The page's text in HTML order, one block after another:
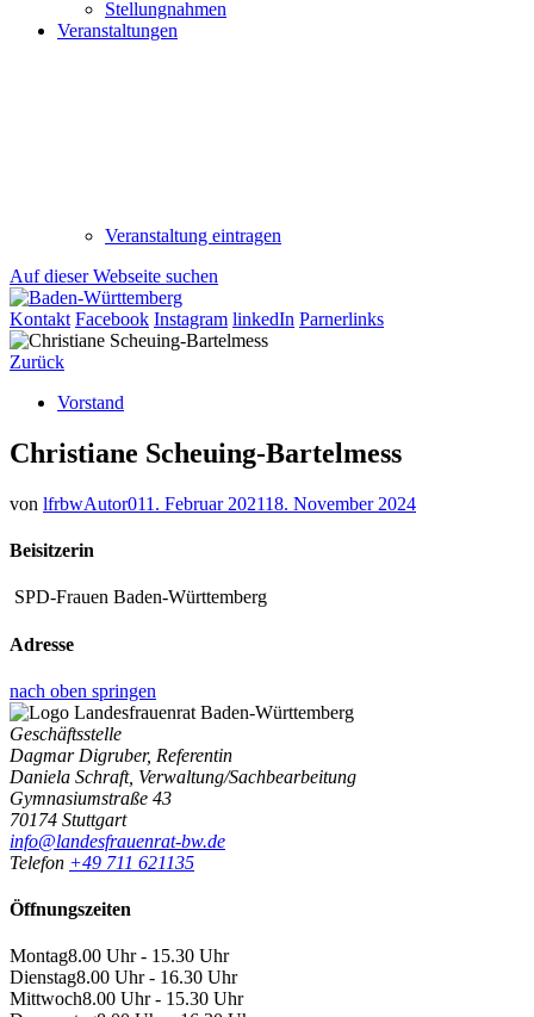
Stellungnahmen
Veranstaltungen
Veranstaltung eintragen
Auf dieser Webseite suchen
Kontakt Facebook Instagram linkedIn Parnerlinks
Zurück
Vorstand
Christiane Scheuing-Bartelmess
von lfrbwAutor011. Februar 202118. November 2024
Beisitzerin
SPD-Frauen Baden-Württemberg
Adresse
nach oben springen
Geschäftsstelle
Dagmar Digruber, Referentin
Daniela Schraft, Verwaltung/Sachbearbeitung
Gymnasiumstraße 43
70174 Stuttgart
info@landesfrauenrat-bw.de
Telefon +49 711 621135
Öffnungszeiten
Montag8.00 Uhr - 15.30 Uhr
Dienstag8.00 Uhr - 16.30 Uhr
Mittwoch8.00 Uhr - 15.30 Uhr